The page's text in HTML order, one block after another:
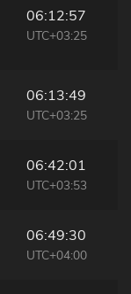
06:12:57
UTC+03:25
06:13:49
UTC+03:25
06:42:01
UTC+03:53
06:49:30
UTC+04:00